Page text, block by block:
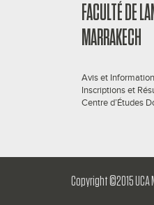
FACULTÉ DE
MARRAKECH
Avis et
Inscriptions et
Centre d’Études
Copyright ©2015 UCA